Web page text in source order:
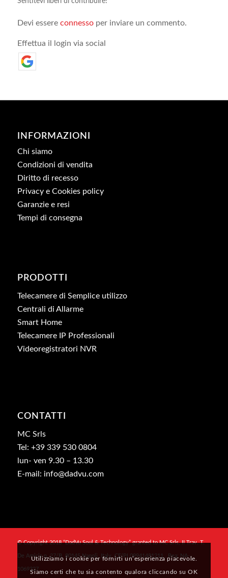
Devi essere connessoper inviare un commento.
Effettua il login via social
INFORMAZIONI
Chi siamo
Condizioni di vendita
Diritto di recesso
Privacy e Cookies policy
Garanzie e resi
Tempi di consegna
PRODOTTI
Telecamere di Semplice utilizzo
Centrali di Allarme
Smart Home
Telecamere IP Professionali
Videoregistratori NVR
CONTATTI
MC Srls
Tel: +39 339 530 0804
lun- ven 9.30 – 13.30
E-mail: info@dadvu.com
© Copyright 2018 “DadVu Soul & Technology” granted to MC Srls, II Trav. T.
De Amicis n. 27/B, 80145 Napoli, Italy, CF/PI 09941481211 , Rea: NA-
1069327
Utilizziamo i cookie per fornirti un’esperienza piacevole.
Siamo certi che tu sia contento qualora cliccando su OK